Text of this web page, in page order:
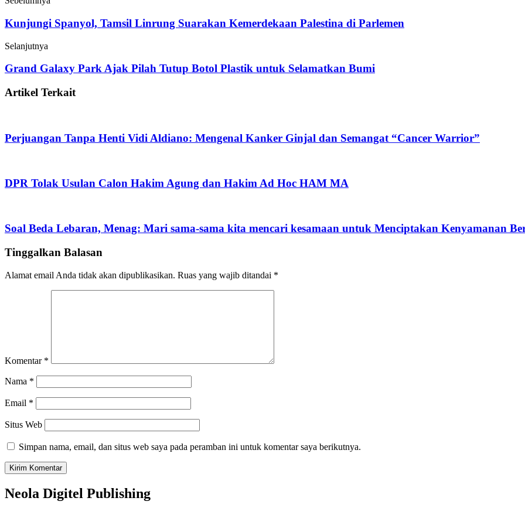
Kunjungi Spanyol, Tamsil Linrung Suarakan Kemerdekaan Palestina di Parlemen
Selanjutnya
Grand Galaxy Park Ajak Pilah Tutup Botol Plastik untuk Selamatkan Bumi
Artikel Terkait
Perjuangan Tanpa Henti Vidi Aldiano: Mengenal Kanker Ginjal dan Semangat “Cancer Warrior”
DPR Tolak Usulan Calon Hakim Agung dan Hakim Ad Hoc HAM MA
Soal Beda Lebaran, Menag: Mari sama-sama kita mencari kesamaan untuk Menciptakan Kenyamanan
Tinggalkan Balasan
Alamat email Anda tidak akan dipublikasikan. Ruas yang wajib ditandai *
Komentar *
Nama *
Email *
Situs Web
Simpan nama, email, dan situs web saya pada peramban ini untuk komentar saya berikutnya.
Neola Digitel Publishing